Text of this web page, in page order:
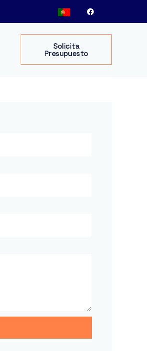
Solicita
Presupuesto